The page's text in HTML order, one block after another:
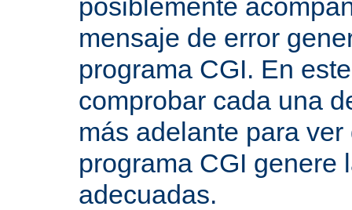
posiblemente
mensaje de error
programa CGI. En
comprobar cada una
más adelante para
programa CGI genere
adecuadas.